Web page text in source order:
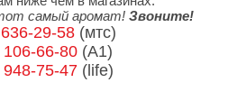
самый аромат! Звоните!
636-29-58(мтс)
106-66-80 (A1)
948-75-47(life)